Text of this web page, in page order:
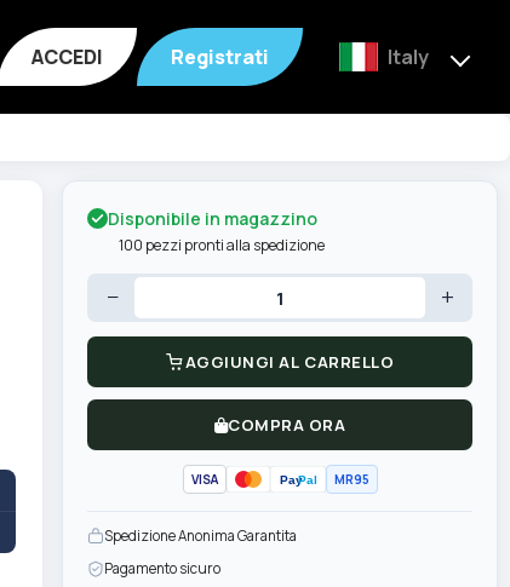
ACCEDI Registrati Italy
Disponibile in magazzino
100 pezzi pronti alla spedizione
− +
AGGIUNGI AL CARRELLO
COMPRA ORA
VISA PayPal MR95
Spedizione Anonima Garantita
Pagamento sicuro